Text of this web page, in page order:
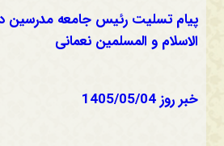
پیام تسلیت رئیس جامعه
الاسلام و المسلمین نعمانی
خبر روز 1405/05/04